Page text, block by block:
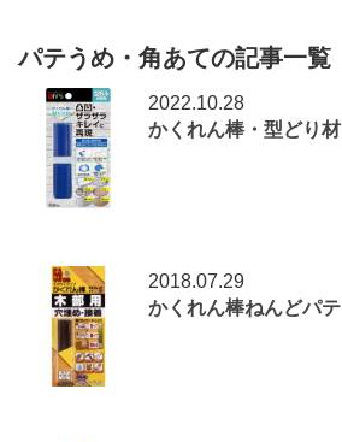
パテうめ・角あての記事一覧
2022.10.28
かくれん棒・型どり材
2018.07.29
かくれん棒ねんどパテ